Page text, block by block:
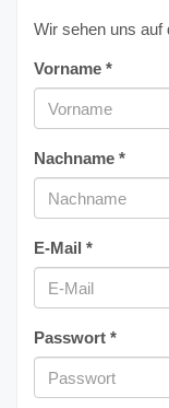
Wir sehen uns auf
Vorname *
Nachname *
E-Mail *
Passwort *